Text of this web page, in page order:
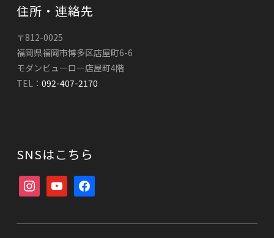
住所・連絡先
〒812-0025
福岡県福岡市博多区店屋町6-6
モダンビューロー店屋町4階
TEL： 092-407-2170
SNSはこちら
instagramyoutubefacebook